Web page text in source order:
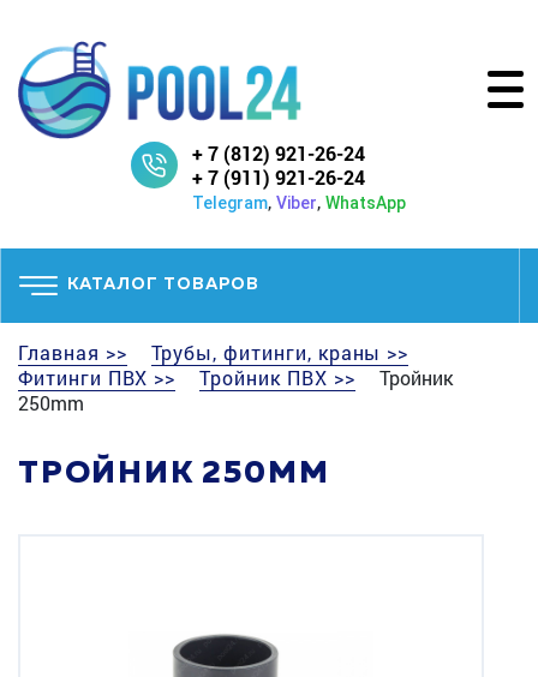
+ 7 (812) 921-26-24
+ 7 (911) 921-26-24
Telegram, Viber, WhatsApp
КАТАЛОГ ТОВАРОВ
Главная >>
Трубы, фитинги, краны >>
Фитинги ПВХ >>
Тройник ПВХ >>
Тройник
250mm
ТРОЙНИК 250MM